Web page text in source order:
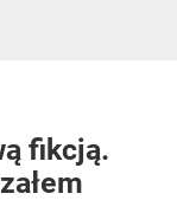
fikcją.